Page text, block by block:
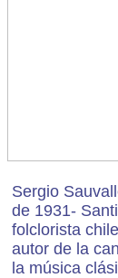
Sergio
de 1931-
folclorista
autor de la
la música